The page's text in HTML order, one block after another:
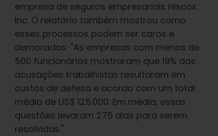
empresa de seguros empresariais Hiscox
Inc. O relatório também mostrou como
esses processos podem ser caros e
demorados: "As empresas com menos de
500 funcionários mostraram que 19% das
acusações trabalhistas resultaram em
custos de defesa e acordo com um total
médio de US$ 125.000. Em média, essas
questões levaram 275 dias para serem
resolvidas."